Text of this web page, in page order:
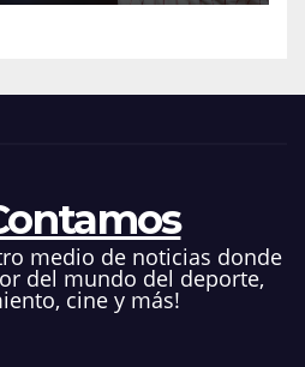
medio de noticias donde
del mundo del deporte,
cine y más!